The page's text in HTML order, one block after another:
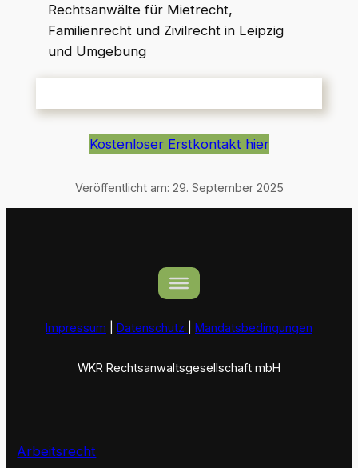
Rechtsanwälte für Mietrecht,
Familienrecht und Zivilrecht in Leipzig
und Umgebung
Kostenloser Erstkontakt hier
Veröffentlicht am: 29. September 2025
Impressum Datenschutz Mandatsbedingungen
WKR Rechtsanwaltsgesellschaft mbH
Arbeitsrecht